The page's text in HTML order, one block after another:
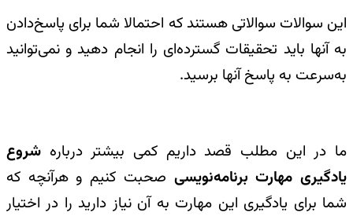
این سوالات سوالاتی هستند که احتمالا شما برای پاسخ‌دادن
به آنها باید تحقیقات گسترده‌ای را انجام دهید و نمی‌توانید
به‌سرعت به پاسخ آنها برسید.
ما در این مطلب قصد داریم کمی بیشتر درباره شروع
یادگیری مهارت برنامه‌نویسی صحبت کنیم و هرآنچه که
شما برای یادگیری این مهارت به آن نیاز دارید را در اختیار